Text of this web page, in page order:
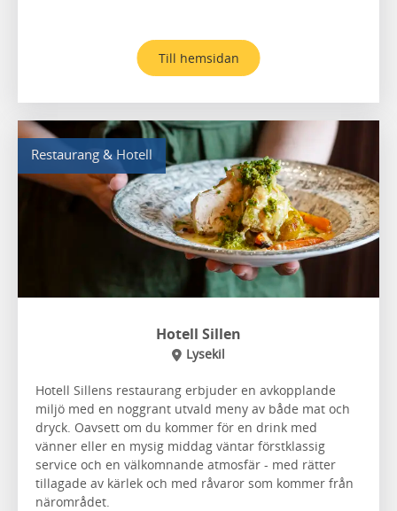
Till hemsidan
Restaurang & Hotell
Hotell Sillen
Lysekil
Hotell Sillens restaurang erbjuder en avkopplande
miljö med en noggrant utvald meny av både mat och
dryck. Oavsett om du kommer för en drink med
vänner eller en mysig middag väntar förstklassig
service och en välkomnande atmosfär - med rätter
tillagade av kärlek och med råvaror som kommer från
närområdet.